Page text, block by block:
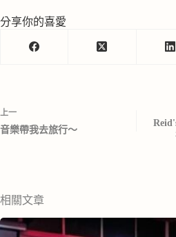
分享你的喜愛
上一
音樂帶我去旅行～
相關文章